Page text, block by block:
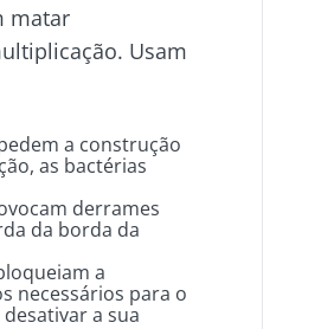
matar
Usam
a construção
as bactérias
derrames
da borda da
a
necessários para o
a sua